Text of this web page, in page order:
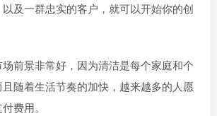
及一群忠实的客户，就可以开始你的创
前景非常好，因为清洁是每个家庭和个
随着生活节奏的加快，越来越多的人愿
费用。